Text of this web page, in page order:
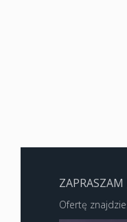
ZAPRASZAM
Ofertę